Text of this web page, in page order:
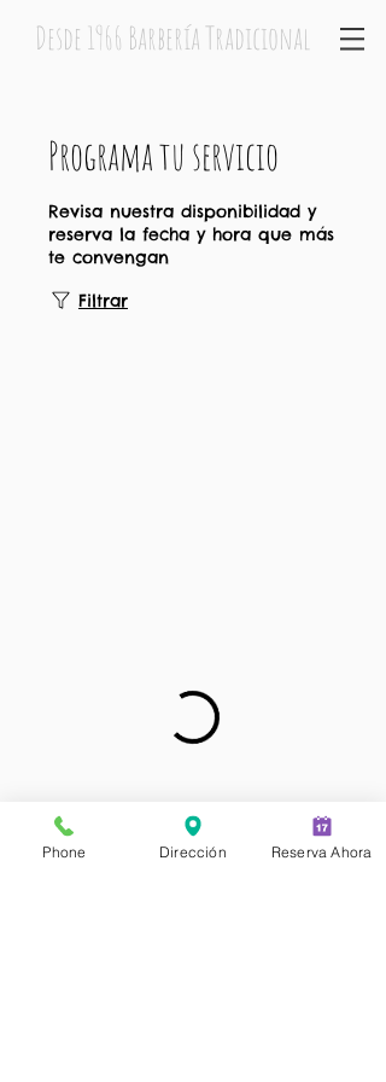
Desde 1966 Barbería Tradicional
Programa tu servicio
Revisa nuestra disponibilidad y
reserva la fecha y hora que más
te convengan
Filtrar
Phone Dirección Reserva Ahora